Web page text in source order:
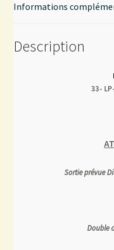
Informations
Description
33-
Sortie prévue
Double